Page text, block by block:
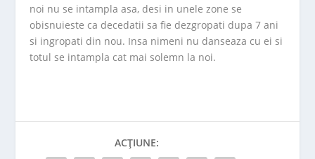
noi nu se intampla asa, desi in unele zone se
obisnuieste ca decedatii sa fie dezgropati dupa 7 ani
si ingropati din nou. Insa nimeni nu danseaza cu ei si
totul se intampla cat mai solemn la noi.
ACȚIUNE: